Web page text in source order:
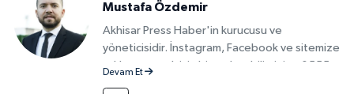
Mustafa Özdemir
Akhisar Press Haber'in kurucusu ve
yöneticisidir. İnstagram, Facebook ve sitemize
reklam vermek için bize ulaşabilirsiniz - 0555
Devam Et